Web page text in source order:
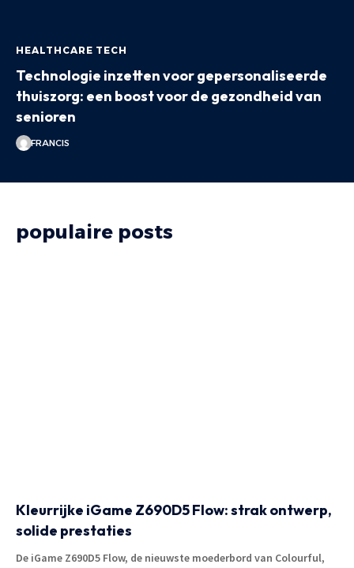
HEALTHCARE TECH
Technologie inzetten voor gepersonaliseerde
thuiszorg: een boost voor de gezondheid van
senioren
FRANCIS
populaire posts
Kleurrijke iGame Z690D5 Flow: strak ontwerp,
solide prestaties
De iGame Z690D5 Flow, de nieuwste moederbord van Colourful,